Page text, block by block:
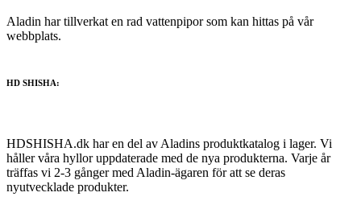
Aladin har tillverkat en rad vattenpipor som kan hittas på vår
webbplats.
HD SHISHA:
HDSHISHA.dk har en del av Aladins produktkatalog i lager. Vi
håller våra hyllor uppdaterade med de nya produkterna. Varje år
träffas vi 2-3 gånger med Aladin-ägaren för att se deras
nyutvecklade produkter.